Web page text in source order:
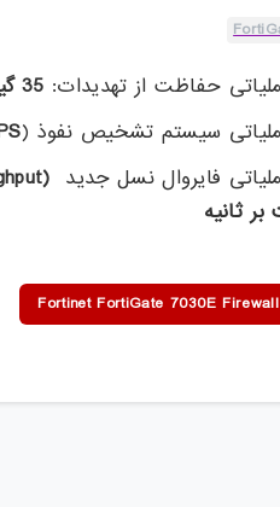
حفاظت از تهدیدات: 35 گیگابیت بر ثانیه
سیستم تشخیص نفوذ (
فایروال نسل جدید
بر ثانیه